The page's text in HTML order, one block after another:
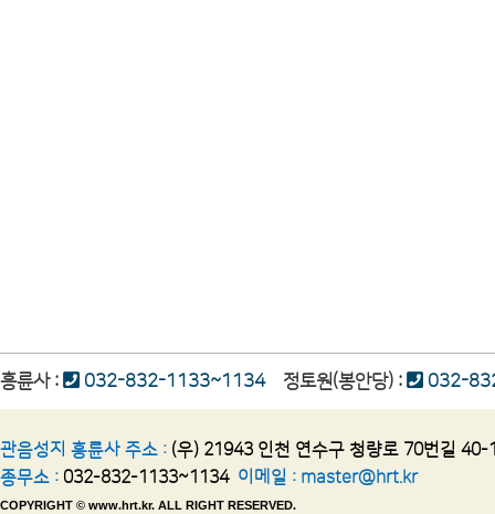
흥륜사 : 032-832-1133~1134정토원(봉안당) : 032-
관음성지 흥륜사 주소 : (우) 21943 인천 연수구 청량로 70번길 40-
종무소 : 032-832-1133~1134 이메일 : master@hrt.kr
COPYRIGHT © www.hrt.kr. ALL RIGHT RESERVED.